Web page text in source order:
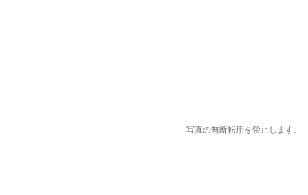
写真の無断転用を禁止します。